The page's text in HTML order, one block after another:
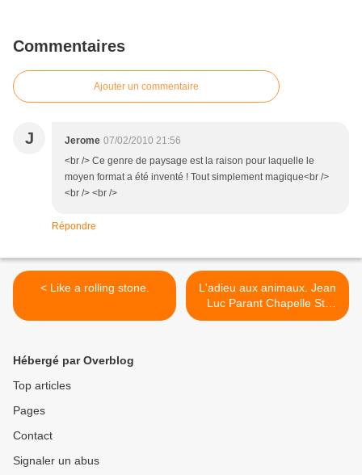
Commentaires
Ajouter un commentaire
J Jerome 07/02/2010 21:56
<br /> Ce genre de paysage est la raison pour laquelle le
moyen format a été inventé ! Tout simplement magique<br />
<br /> <br />
Répondre
< Like a rolling stone.
L'adieu aux animaux. Jean
Luc Parant Chapelle St-
Jacques 1997 >
Hébergé par Overblog
Top articles
Pages
Contact
Signaler un abus